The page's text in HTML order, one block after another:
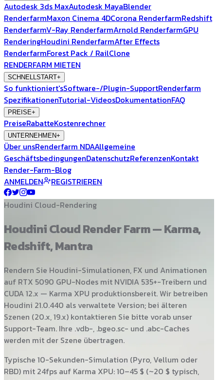
Autodesk 3ds MaxAutodesk MayaBlender
RenderfarmMaxon Cinema 4DCorona RenderfarmRedshift
RenderfarmV-Ray RenderfarmArnold RenderfarmGPU
RenderingHoudini RenderfarmAfter Effects
RenderfarmForest Pack / RailClone
RENDERFARM MIETEN
SCHNELLSTART+
So funktioniert'sSoftware-/Plugin-SupportRenderfarm
SpezifikationenTutorial-VideosDokumentationFAQ
PREISE+
PreiseRabatteKostenrechner
UNTERNEHMEN+
Über unsRenderfarm NDAAllgemeine
GeschäftsbedingungenDatenschutzReferenzenKontakt
Render-Farm-Blog
ANMELDEN
REGISTRIEREN
Houdini Cloud-Rendering
Houdini Cloud Render Farm — Karma,
Redshift, Mantra
Rendern Sie Houdini-Simulationen, FX und Animationen
auf RTX 5090 GPU-Nodes mit NVIDIA 535+-Treibern und
CUDA 12.x — Karma XPU produktionsbereit. Wir betreiben
Houdini 21.0.440 als verwaltete Version; bei älteren
Szenen (20.x, 19.x) kontaktieren Sie bitte vorab unser
Support-Team. Ihre .vdb-, .bgeo.sc- und .abc-Caches
werden mit der Szene übertragen.
Typische 10-Sekunden-Simulation (Pyro, Vellum oder
RBD) mit 24fps auf Karma XPU: 10–45 $ (~20 $ typisch,